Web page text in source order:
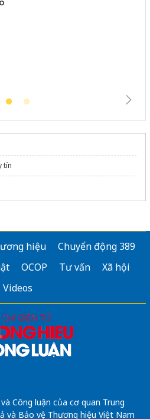
tín
hiệu
Chuyển động 389
OCOP Tư vấn
Xã hội
Videos
Công luận của cơ quan Trung
và Bảo vệ Thương hiệu Việt Nam